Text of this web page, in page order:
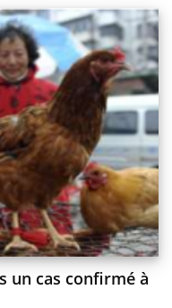
un cas confirmé à